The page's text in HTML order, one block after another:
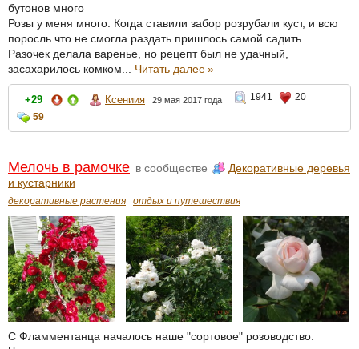
бутонов много
Розы у меня много. Когда ставили забор розрубали куст, и всю
поросль что не смогла раздать пришлось самой садить.
Разочек делала варенье, но рецепт был не удачный,
засахарилось комком... Читать далее»
+29 Ксениия 29 мая 2017 года 1941
20
59
Мелочь в рамочке в сообществе
Декоративные деревья
и кустарники
декоративные растения отдых и путешествия
С Фламментанца началось наше "сортовое" розоводство.